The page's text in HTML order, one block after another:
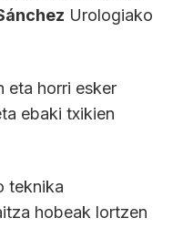
Urologiako
eta horri esker
ebaki txikien
teknika
hobeak lortzen